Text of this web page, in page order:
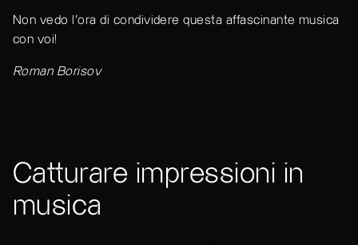
Non vedo l'ora di condividere questa affascinante musica
con voi!
Roman Borisov
Catturare impressioni in
musica